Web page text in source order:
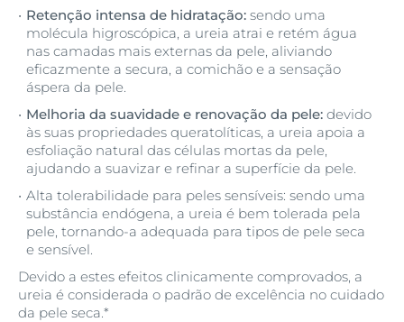
Álcool
Cloridrato de Arginina
Cocoglycerides
Collagen Elastin Complex
Creatina
Diisopropyl Adipate
Diisostearoyl Polyglyceryl-3 Dimer
Dilinoleate
Dipropylene Glycol Dibenzoate
Pigmentos reflectores de luz
Polyglyceryl-4 Isostearate
Polyglyceryl-6 Behenate
Polyglyceryl-6 Stearate
Propylheptyl Caprylate
Provitamina B5
Squalene
Succinoglycan
SymSitive®
Synthetic Fluorphlogopite
Retenção intensa de hidratação: sendo uma
molécula higroscópica, a ureia atrai e retém água
nas camadas mais externas da pele, aliviando
eficazmente a secura, a comichão e a sensação
áspera da pele.
Melhoria da suavidade e renovação da pele: devido
às suas propriedades queratolíticas, a ureia apoia a
esfoliação natural das células mortas da pele,
ajudando a suavizar e refinar a superfície da pele.
Alta tolerabilidade para peles sensíveis: sendo uma
substância endógena, a ureia é bem tolerada pela
pele, tornando-a adequada para tipos de pele seca
e sensível.
Devido a estes efeitos clinicamente comprovados, a
ureia é considerada o padrão de excelência no cuidado
da pele seca.*